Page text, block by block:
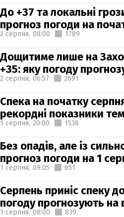
До +37 та локальні
прогноз погоди на
2 серпня, 08:00 1789
Дощитиме лише на
+35: яку погоду
2 серпня, 06:57 2691
Спека на початку
рекордні показники
1 серпня, 20:00 1538
Без опадів, але із
прогноз погоди на 1
1 серпня, 09:05 651
Серпень приніс спеку
погоду прогнозують на
1 серпня, 08:00 839